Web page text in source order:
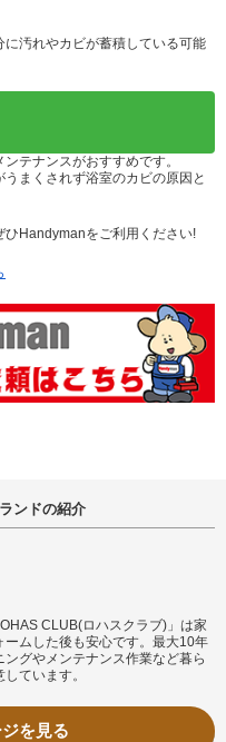
汚れやカビが蓄積している可能
テナンスがおすすめです。
まくされず浴室のカビの原因と
ひHandymanをご利用ください!
ンドの紹介
CLUB(ロハスクラブ)」は家
ムした後も安心です。最大10年
グやメンテナンス作業など暮ら
ています。
を見る